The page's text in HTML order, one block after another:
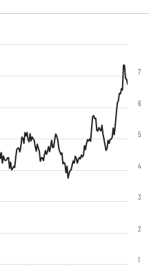
1
2
3
4
5
6
7